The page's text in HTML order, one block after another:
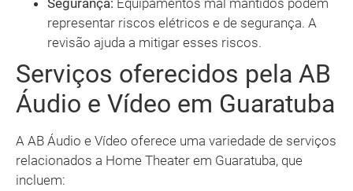
Segurança: Equipamentos mal mantidos podem
representar riscos elétricos e de segurança. A
revisão ajuda a mitigar esses riscos.
Serviços oferecidos pela AB
Áudio e Vídeo em Guaratuba
A AB Áudio e Vídeo oferece uma variedade de serviços
relacionados a Home Theater em Guaratuba, que
incluem: